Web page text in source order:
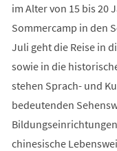
im Alter von 15 bis 20
Sommercamp in den
Juli geht die Reise in
sowie in die
stehen Sprach- und
bedeutenden
chinesische